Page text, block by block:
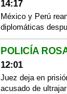
14:17
México y Perú
diplomáticas
POLICÍA
12:01
Juez deja en
acusado de